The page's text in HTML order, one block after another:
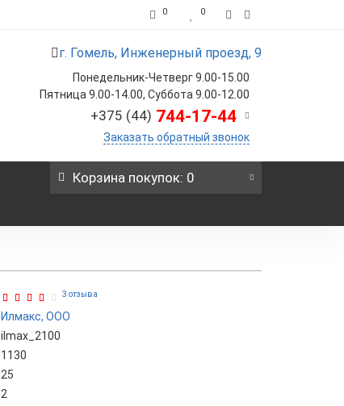
0 0
г. Гомель, Инженерный проезд, 9
Понедельник-Четверг 9.00-15.00
Пятница 9.00-14.00, Суббота 9.00-12.00
+375 (44) 744-17-44
Заказать обратный звонок
Корзинапокупок: 0
3 отзыва
Илмакс, ООО
ilmax_2100
1130
25
2